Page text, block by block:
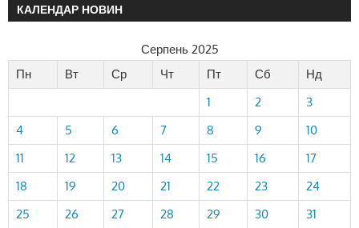
КАЛЕНДАР НОВИН
Серпень 2025
Пн
Вт Ср Чт Пт Сб
Нд
1
2
3
4
5 6 7 8 9
10
11
12 13 14 15 16
17
18
19 20 21 22 23
24
25
26 27 28 29 30 31